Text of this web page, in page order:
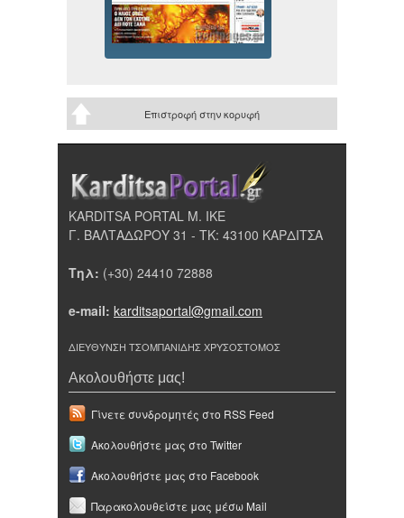
Επιστροφή στην κορυφή
KARDITSA PORTAL Μ. ΙΚΕ
Γ. ΒΑΛΤΑΔΩΡΟΥ 31 - ΤΚ: 43100 ΚΑΡΔΙΤΣΑ
Τηλ: (+30) 24410 72888
e-mail: karditsaportal@gmail.com
ΔΙΕΥΘΥΝΣΗ ΤΣΟΜΠΑΝΙΔΗΣ ΧΡΥΣΟΣΤΟΜΟΣ
Ακολουθήστε μας!
Γίνετε συνδρομητές στο RSS Feed
Ακολουθήστε μας στο Twitter
Ακολουθήστε μας στο Facebook
Παρακολουθείστε μας μέσω Mail